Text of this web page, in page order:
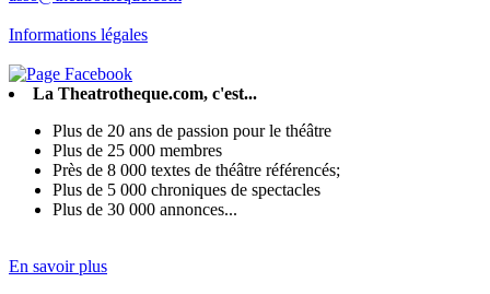
Informations légales
La Theatrotheque.com, c'est...
Plus de 20 ans de passion pour le théâtre
Plus de 25 000 membres
Près de 8 000 textes de théâtre référencés;
Plus de 5 000 chroniques de spectacles
Plus de 30 000 annonces...
En savoir plus